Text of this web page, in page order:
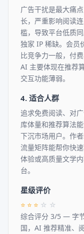
广告干扰是最大痛
长，严重影响阅读
槛，导致平台低质
独家 IP 稀缺。会员
比竞争力一般，付
AI 主要体现在推荐
交互功能薄弱。
4. 适合人群
追求免费阅读、对
库体量和推荐算法
下沉市场用户。作
流量矩阵能帮你快
体验或高质量文学
台。
星级评价
⭐ ⭐ ⭐ ☆ ☆
综合评分 3/5 — 字
国，AI 推荐精准、